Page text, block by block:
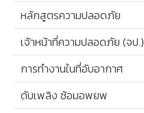
หลักสูตรความปลอดภัย
เจ้าหน้าที่ความปลอดภัย (จป.)
การทำงานในที่อับอากาศ
ดับเพลิง ซ้อมอพยพ